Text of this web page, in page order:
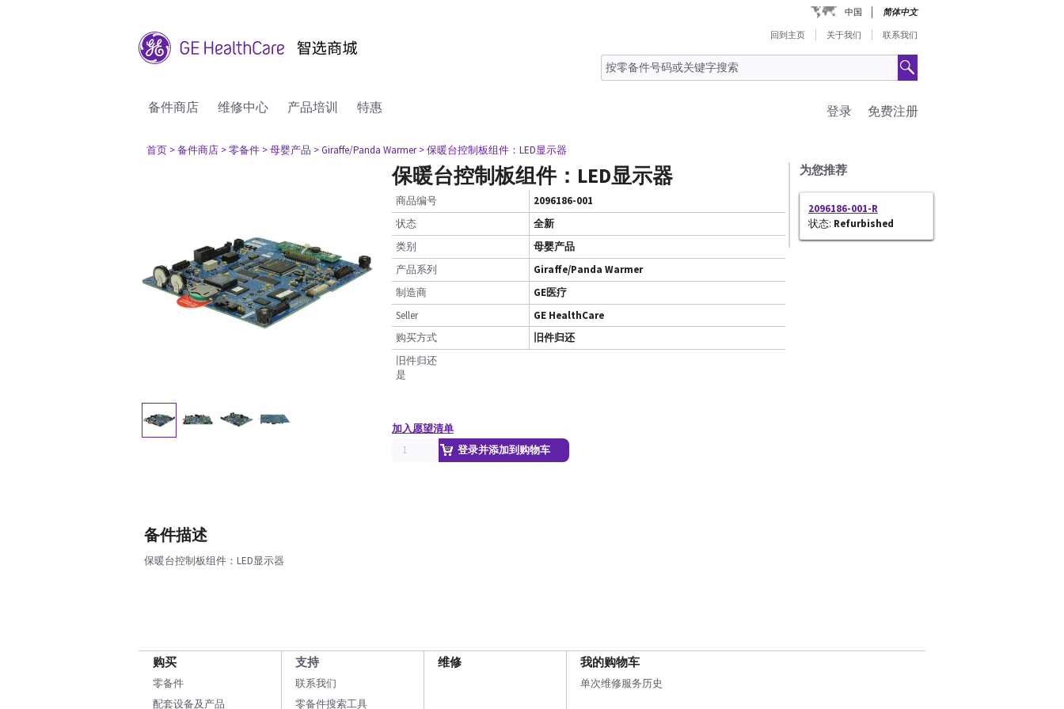
中国 简体中文
回到主页 关于我们 联系我们
备件商店 维修中心 产品培训 特惠 免费注册
登录
首页 > 备件商店 > 零备件 > 母婴产品 > Giraffe/Panda Warmer > 保暖台控制板组件：LED显示器
保暖台控制板组件：LED显示器
商品编号
2096186-001
状态
全新
类别
母婴产品
产品系列
Giraffe/Panda Warmer
制造商
GE医疗
Seller
GE HealthCare
购买方式
旧件归还
旧件归还
是
加入愿望清单
登录并添加到购物车
为您推荐
2096186-001-R
状态: Refurbished
备件描述
保暖台控制板组件：LED显示器
购买
零备件
配套设备及产品
支持
联系我们
零备件搜索工具
维修 我的购物车
单次维修服务历史